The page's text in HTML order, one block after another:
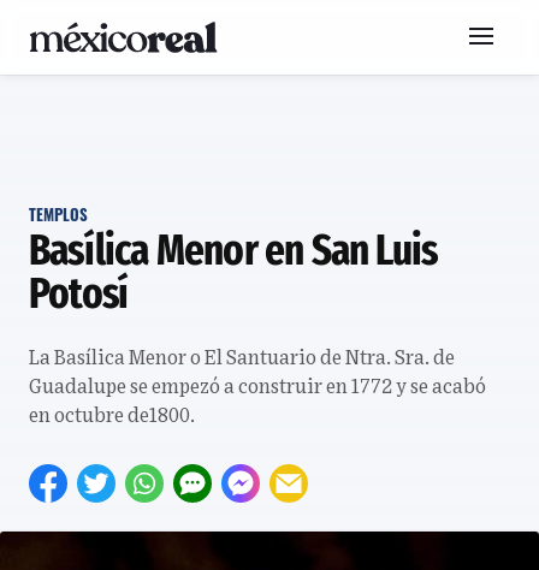
TEMPLOS
Basílica Menor en San Luis
Potosí
La Basílica Menor o El Santuario de Ntra. Sra. de
Guadalupe se empezó a construir en 1772 y se acabó
en octubre de1800.